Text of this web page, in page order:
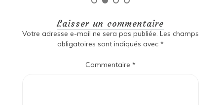
Laisser un commentaire
Votre adresse e-mail ne sera pas publiée. Les champs
obligatoires sont indiqués avec *
Commentaire *